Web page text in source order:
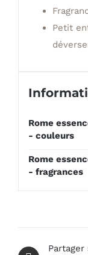
Petit
Rome
- couleurs
Rome
- fragrances
Partager